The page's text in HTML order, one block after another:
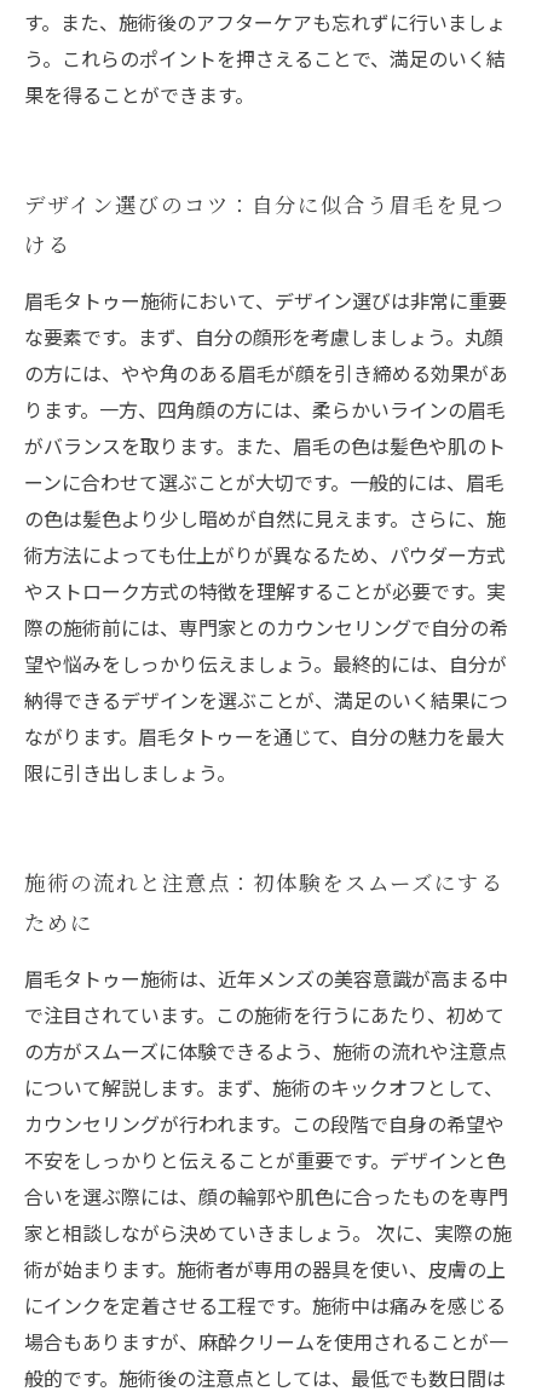
す。また、施術後のアフターケアも忘れずに行いましょ
う。これらのポイントを押さえることで、満足のいく結
果を得ることができます。
デザイン選びのコツ：自分に似合う眉毛を見つ
ける
眉毛タトゥー施術において、デザイン選びは非常に重要
な要素です。まず、自分の顔形を考慮しましょう。丸顔
の方には、やや角のある眉毛が顔を引き締める効果があ
ります。一方、四角顔の方には、柔らかいラインの眉毛
がバランスを取ります。また、眉毛の色は髪色や肌のト
ーンに合わせて選ぶことが大切です。一般的には、眉毛
の色は髪色より少し暗めが自然に見えます。さらに、施
術方法によっても仕上がりが異なるため、パウダー方式
やストローク方式の特徴を理解することが必要です。実
際の施術前には、専門家とのカウンセリングで自分の希
望や悩みをしっかり伝えましょう。最終的には、自分が
納得できるデザインを選ぶことが、満足のいく結果につ
ながります。眉毛タトゥーを通じて、自分の魅力を最大
限に引き出しましょう。
施術の流れと注意点：初体験をスムーズにする
ために
眉毛タトゥー施術は、近年メンズの美容意識が高まる中
で注目されています。この施術を行うにあたり、初めて
の方がスムーズに体験できるよう、施術の流れや注意点
について解説します。まず、施術のキックオフとして、
カウンセリングが行われます。この段階で自身の希望や
不安をしっかりと伝えることが重要です。デザインと色
合いを選ぶ際には、顔の輪郭や肌色に合ったものを専門
家と相談しながら決めていきましょう。 次に、実際の施
術が始まります。施術者が専用の器具を使い、皮膚の上
にインクを定着させる工程です。施術中は痛みを感じる
場合もありますが、麻酔クリームを使用されることが一
般的です。施術後の注意点としては、最低でも数日間は